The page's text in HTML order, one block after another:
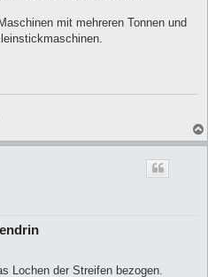
mit mehreren Tonnen und
Lochen der Streifen bezogen.